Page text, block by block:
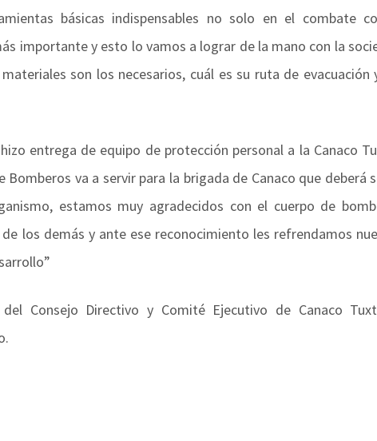
básicas indispensables no solo en el combate
importante y esto lo vamos a lograr de la mano con la
son los necesarios, cuál es su ruta de evacuación
entrega de equipo de protección personal a la Canaco
va a servir para la brigada de Canaco que deberá
estamos muy agradecidos con el cuerpo de
los demás y ante ese reconocimiento les refrendamos
Consejo Directivo y Comité Ejecutivo de Canaco